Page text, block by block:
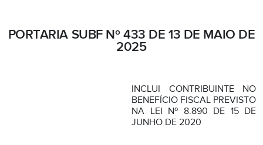
PORTARIA SUBF Nº 433 DE 13 DE MAIO DE
2025
INCLUI CONTRIBUINTE NO
BENEFÍCIO FISCAL PREVISTO
NA LEI Nº 8.890 DE 15 DE
JUNHO DE 2020